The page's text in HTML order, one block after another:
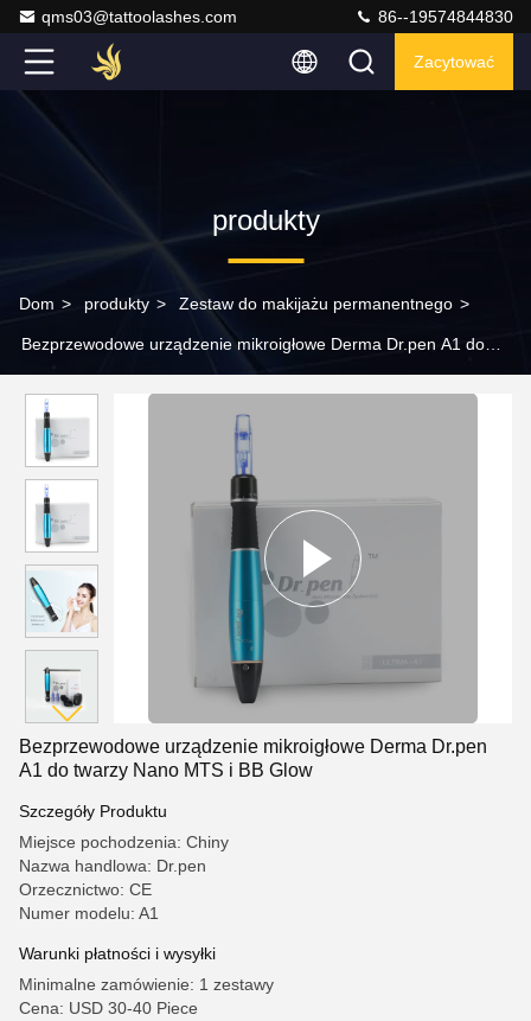
qms03@tattoolashes.com 86--19574844830
Zacytować
produkty
Dom > produkty > Zestaw do makijażu permanentnego >
Bezprzewodowe urządzenie mikroigłowe Derma Dr.pen A1 do
Bezprzewodowe urządzenie mikroigłowe Derma Dr.pen
A1 do twarzy Nano MTS i BB Glow
Szczegóły Produktu
Miejsce pochodzenia: Chiny
Nazwa handlowa: Dr.pen
Orzecznictwo: CE
Numer modelu: A1
Warunki płatności i wysyłki
Minimalne zamówienie: 1 zestawy
Cena: USD 30-40 Piece